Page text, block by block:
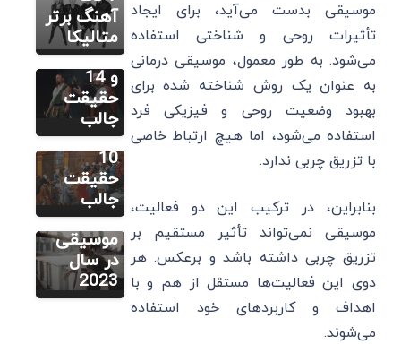
موسیقی بدست می‌آید، برای ایجاد
تأثیرات روحی و شناختی استفاده
می‌شود. به طور معمول، موسیقی درمانی
به عنوان یک روش شناخته شده برای
بهبود وضعیت روحی و فیزیکی فرد
استفاده می‌شود، اما هیچ ارتباط خاصی
با تزریق چربی ندارد.
بنابراین، در ترکیب این دو فعالیت،
موسیقی نمی‌تواند تأثیر مستقیم بر
تزریق چربی داشته باشد و برعکس. هر
دوی این فعالیت‌ها مستقل از هم و با
اهداف و کاربردهای خود استفاده
می‌شوند.
آهنگ برتر
متالیکا
معروف
ترین
هنرمندان
و 14
حقیقت
جالب
دیگر
موسیقی
باروک
چیست؟
ویژگی ها،
5 اثر
شاخص و
10
حقیقت
جالب
مطالب متنوع
دیگر
بهترین
هدفون
برای
موسیقی
در سال
2023